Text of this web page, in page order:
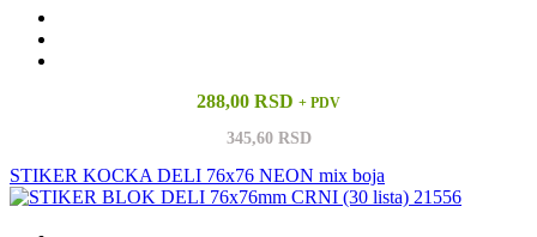
288,00 RSD + PDV
345,60 RSD
STIKER KOCKA DELI 76x76 NEON mix boja